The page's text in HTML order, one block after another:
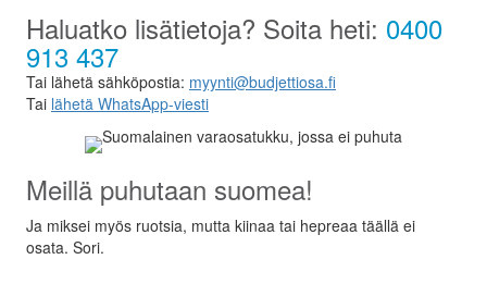
Haluatko lisätietoja? Soita heti: 0400
913 437
Tai lähetä sähköpostia: myynti@budjettiosa.fi
Tai lähetä WhatsApp-viesti
Meillä puhutaan suomea!
Ja miksei myös ruotsia, mutta kiinaa tai hepreaa täällä ei
osata. Sori.